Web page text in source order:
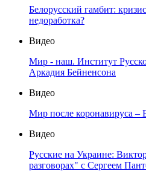
Белорусский гамбит:
недоработка?
Видео
Мир - наш. Институт
Аркадия Бейненсона
Видео
Мир после коронавируса –
Видео
Русские на Украине:
разговорах" с Сергеем